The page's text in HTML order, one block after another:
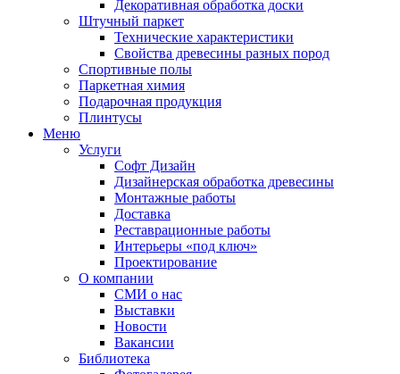
Декоративная обработка доски
Штучный паркет
Технические характеристики
Свойства древесины разных пород
Спортивные полы
Паркетная химия
Подарочная продукция
Плинтусы
Меню
Услуги
Софт Дизайн
Дизайнерская обработка древесины
Монтажные работы
Доставка
Реставрационные работы
Интерьеры «под ключ»
Проектирование
О компании
СМИ о нас
Выставки
Новости
Вакансии
Библиотека